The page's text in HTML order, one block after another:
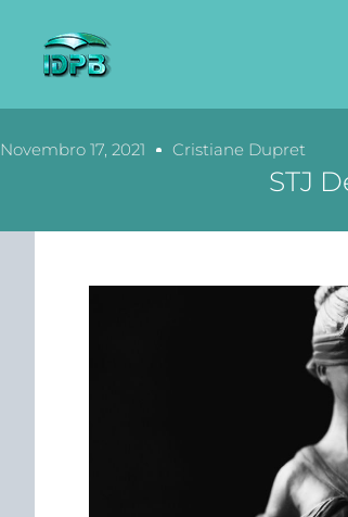
Novembro 17, 2021 Cristiane Dupret
STJ